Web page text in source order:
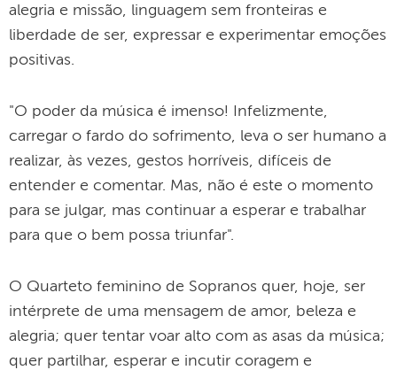
alegria e missão, linguagem sem fronteiras e
liberdade de ser, expressar e experimentar emoções
positivas.
"O poder da música é imenso! Infelizmente,
carregar o fardo do sofrimento, leva o ser humano a
realizar, às vezes, gestos horríveis, difíceis de
entender e comentar. Mas, não é este o momento
para se julgar, mas continuar a esperar e trabalhar
para que o bem possa triunfar".
O Quarteto feminino de Sopranos quer, hoje, ser
intérprete de uma mensagem de amor, beleza e
alegria; quer tentar voar alto com as asas da música;
quer partilhar, esperar e incutir coragem e